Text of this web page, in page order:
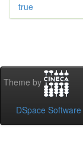
true
Theme by
DSpace Software